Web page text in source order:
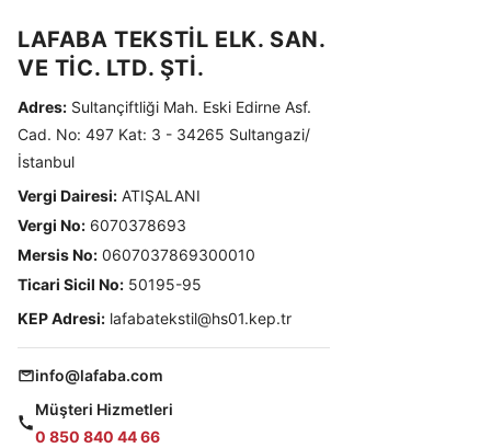
LAFABA TEKSTİL ELK. SAN.
VE TİC. LTD. ŞTİ.
Adres: Sultançiftliği Mah. Eski Edirne Asf.
Cad. No: 497 Kat: 3 - 34265 Sultangazi/
İstanbul
Vergi Dairesi: ATIŞALANI
Vergi No: 6070378693
Mersis No: 0607037869300010
Ticari Sicil No: 50195-95
KEP Adresi: lafabatekstil@hs01.kep.tr
info@lafaba.com
Müşteri Hizmetleri
0 850 840 44 66